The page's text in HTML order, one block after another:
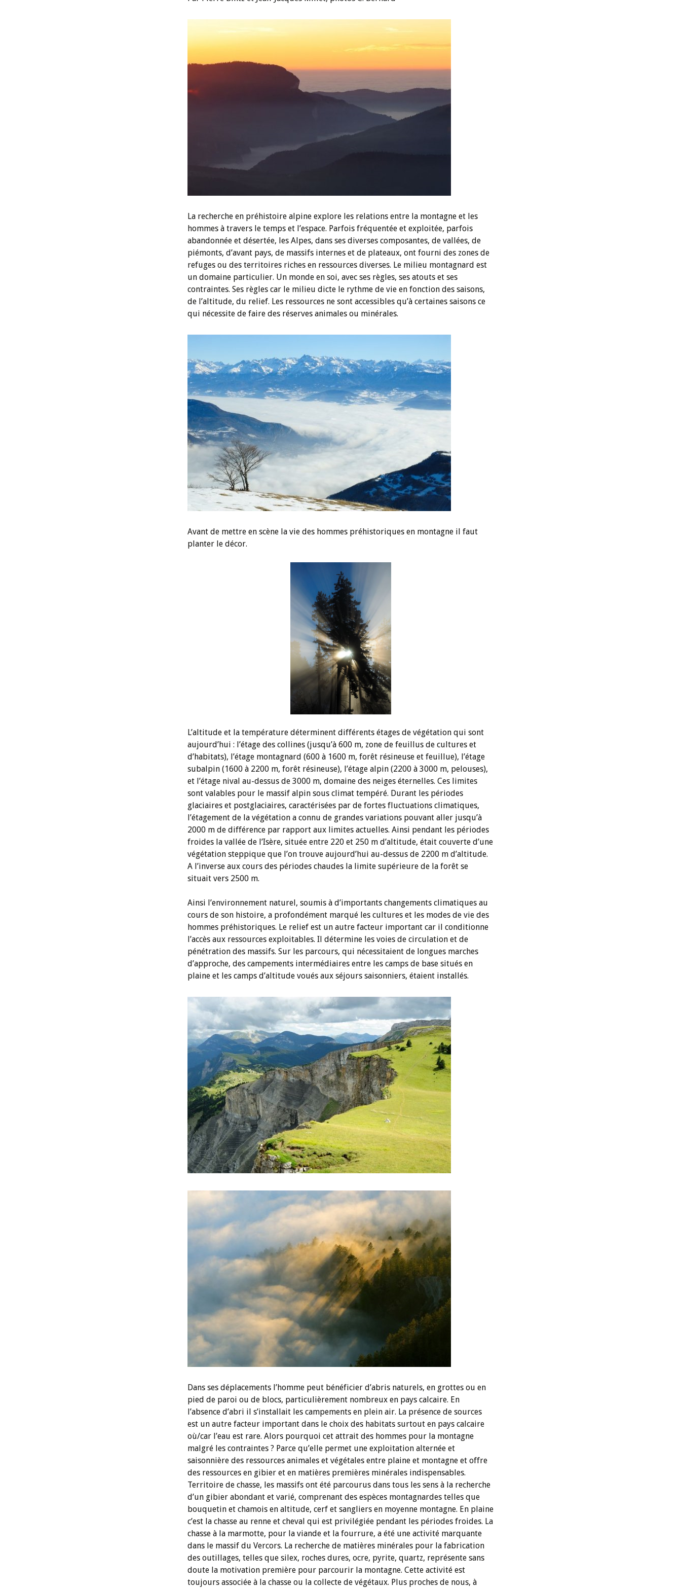
Archives du blog
La recherche en préhistoire alpine explore les relations entre la montagne et les
hommes à travers le temps et l’espace. Parfois fréquentée et exploitée, parfois
abandonnée et désertée, les Alpes, dans ses diverses composantes, de vallées, de
piémonts, d’avant pays, de massifs internes et de plateaux, ont fourni des zones de
refuges ou des territoires riches en ressources diverses. Le milieu montagnard est
un domaine particulier. Un monde en soi, avec ses règles, ses atouts et ses
contraintes. Ses règles car le milieu dicte le rythme de vie en fonction des saisons,
de l’altitude, du relief. Les ressources ne sont accessibles qu’à certaines saisons ce
qui nécessite de faire des réserves animales ou minérales.
Avant de mettre en scène la vie des hommes préhistoriques en montagne il faut
planter le décor.
L’altitude et la température déterminent différents étages de végétation qui sont
aujourd’hui : l’étage des collines (jusqu’à 600 m, zone de feuillus de cultures et
d’habitats), l’étage montagnard (600 à 1600 m, forêt résineuse et feuillue), l’étage
subalpin (1600 à 2200 m, forêt résineuse), l’étage alpin (2200 à 3000 m, pelouses),
et l’étage nival au-dessus de 3000 m, domaine des neiges éternelles. Ces limites
sont valables pour le massif alpin sous climat tempéré. Durant les périodes
glaciaires et postglaciaires, caractérisées par de fortes fluctuations climatiques,
l’étagement de la végétation a connu de grandes variations pouvant aller jusqu’à
2000 m de différence par rapport aux limites actuelles. Ainsi pendant les périodes
froides la vallée de l’Isère, située entre 220 et 250 m d’altitude, était couverte d’une
végétation steppique que l’on trouve aujourd’hui au-dessus de 2200 m d’altitude.
A l’inverse aux cours des périodes chaudes la limite supérieure de la forêt se
situait vers 2500 m.
Ainsi l’environnement naturel, soumis à d’importants changements climatiques au
cours de son histoire, a profondément marqué les cultures et les modes de vie des
hommes préhistoriques. Le relief est un autre facteur important car il conditionne
l’accès aux ressources exploitables. Il détermine les voies de circulation et de
pénétration des massifs. Sur les parcours, qui nécessitaient de longues marches
d’approche, des campements intermédiaires entre les camps de base situés en
plaine et les camps d’altitude voués aux séjours saisonniers, étaient installés.
Dans ses déplacements l’homme peut bénéficier d’abris naturels, en grottes ou en
pied de paroi ou de blocs, particulièrement nombreux en pays calcaire. En
l’absence d’abri il s’installait les campements en plein air. La présence de sources
est un autre facteur important dans le choix des habitats surtout en pays calcaire
où/car l’eau est rare. Alors pourquoi cet attrait des hommes pour la montagne
malgré les contraintes ? Parce qu’elle permet une exploitation alternée et
saisonnière des ressources animales et végétales entre plaine et montagne et offre
des ressources en gibier et en matières premières minérales indispensables.
Territoire de chasse, les massifs ont été parcourus dans tous les sens à la recherche
d’un gibier abondant et varié, comprenant des espèces montagnardes telles que
bouquetin et chamois en altitude, cerf et sangliers en moyenne montagne. En plaine
c’est la chasse au renne et cheval qui est privilégiée pendant les périodes froides. La
chasse à la marmotte, pour la viande et la fourrure, a été une activité marquante
dans le massif du Vercors. La recherche de matières minérales pour la fabrication
des outillages, telles que silex, roches dures, ocre, pyrite, quartz, représente sans
doute la motivation première pour parcourir la montagne. Cette activité est
toujours associée à la chasse ou la collecte de végétaux. Plus proches de nous, à